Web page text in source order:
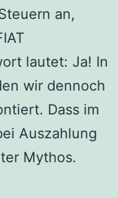
an,
lautet: Ja! In
wir dennoch
Dass im
Auszahlung
Mythos.